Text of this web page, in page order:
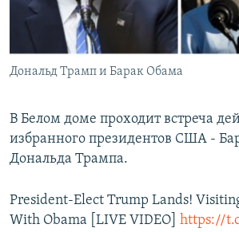
Հայերեն
Все сайты Радио Азатутюн
Дональд Трамп и Барак Обама
В Белом доме проходит встреча
избранного президентов США -
Дональда Трампа.
President-Elect Trump Lands!
With Obama [LIVE VIDEO] https://